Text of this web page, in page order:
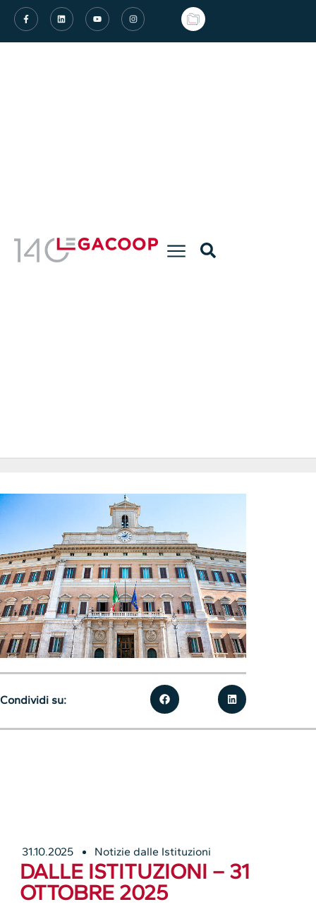
31.10.2025 Notizie dalle Istituzioni
DALLE ISTITUZIONI – 31
OTTOBRE 2025
Condividi su: